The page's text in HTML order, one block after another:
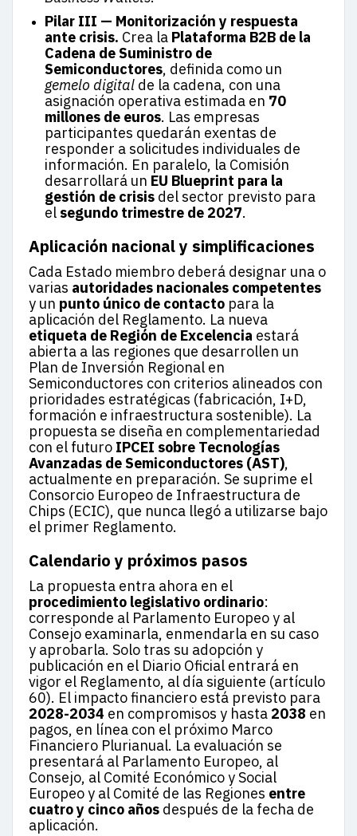
Pilar III — Monitorización y respuesta
ante crisis. Crea la Plataforma B2B de la
Cadena de Suministro de
Semiconductores, definida como un
gemelo digital de la cadena, con una
asignación operativa estimada en 70
millones de euros. Las empresas
participantes quedarán exentas de
responder a solicitudes individuales de
información. En paralelo, la Comisión
desarrollará un EU Blueprint para la
gestión de crisis del sector previsto para
el segundo trimestre de 2027.
Aplicación nacional y simplificaciones
Cada Estado miembro deberá designar una o
varias autoridades nacionales competentes
y un punto único de contacto para la
aplicación del Reglamento. La nueva
etiqueta de Región de Excelencia estará
abierta a las regiones que desarrollen un
Plan de Inversión Regional en
Semiconductores con criterios alineados con
prioridades estratégicas (fabricación, I+D,
formación e infraestructura sostenible). La
propuesta se diseña en complementariedad
con el futuro IPCEI sobre Tecnologías
Avanzadas de Semiconductores (AST),
actualmente en preparación. Se suprime el
Consorcio Europeo de Infraestructura de
Chips (ECIC), que nunca llegó a utilizarse bajo
el primer Reglamento.
Calendario y próximos pasos
La propuesta entra ahora en el
procedimiento legislativo ordinario:
corresponde al Parlamento Europeo y al
Consejo examinarla, enmendarla en su caso
y aprobarla. Solo tras su adopción y
publicación en el Diario Oficial entrará en
vigor el Reglamento, al día siguiente (artículo
60). El impacto financiero está previsto para
2028-2034 en compromisos y hasta 2038 en
pagos, en línea con el próximo Marco
Financiero Plurianual. La evaluación se
presentará al Parlamento Europeo, al
Consejo, al Comité Económico y Social
Europeo y al Comité de las Regiones entre
cuatro y cinco años después de la fecha de
aplicación.